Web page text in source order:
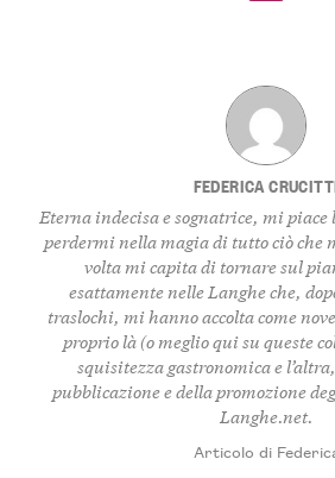
FEDERICA
Eterna indecisa e sognatrice, mi
perdermi nella magia di tutto ciò che
volta mi capita di tornare sul
esattamente nelle Langhe che,
traslochi, mi hanno accolta come
proprio là (o meglio qui su queste
squisitezza gastronomica e
pubblicazione e della promozione
Langhe.net.
Articolo di